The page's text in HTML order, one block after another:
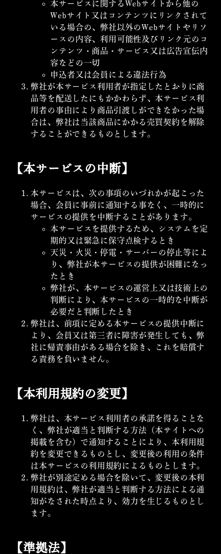
本サービスに関するWebサイトから他の
Webサイト又はコンテンツにリンクされて
いる場合の、弊社以外のWebサイトやリソ
ースの内容、利用可能性及びリンク元のコ
ンテンツ・商品・サービス又は広告宣伝内
容などの一切
申込者又は会員による違法行為
弊社が本サービス利用者が指定したとおりに商
品等を配送したにもかかわらず、本サービス利
用者の事由により商品引渡しができなかった場
合は、弊社は当該商品にかかる売買契約を解除
することができるものとします。
【本サービスの中断】
本サービスは、次の事項のいづれかが起こった
場合、会員に事前に通知する事なく、一時的に
サービスの提供を中断することがあります。
本サービスを提供するため、システムを定
期的又は緊急に保守点検するとき
天災・火災・停電・サーバーの停止等によ
り、弊社が本サービスの提供が困難になっ
たとき
弊社が、本サービスの運営上又は技術上の
判断により、本サービスの一時的な中断が
必要だと判断したとき
弊社は、前項に定める本サービスの提供中断に
より、会員又は第三者に障害が発生しても、弊
社に帰責事由がある場合を除き、これを賠償す
る責務を負いません。
【本利用規約の変更】
弊社は、本サービス利用者の承諾を得ることな
く、弊社が適当と判断する方法（本サイトへの
掲載を含む）で通知することにより、本利用規
約を変更できるものとし、変更後の利用の条件
は本サービスの利用規約によるものとします。
弊社が別途定める場合を除いて、変更後の本利
用規約は、弊社が適当と判断する方法による通
知がなされた時点より、効力を生じるものとし
ます。
【準拠法】